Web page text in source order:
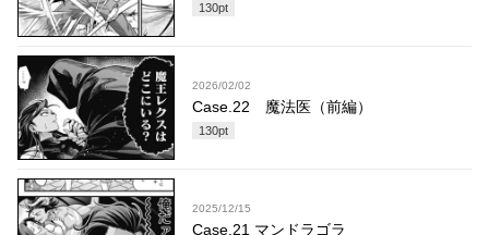
130pt
2026/02/02
Case.22 魔法医（前編）
130pt
2025/12/15
Case.21 マンドラゴラ